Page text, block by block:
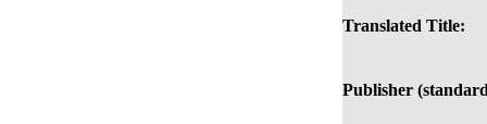
Translated Title:
Publisher